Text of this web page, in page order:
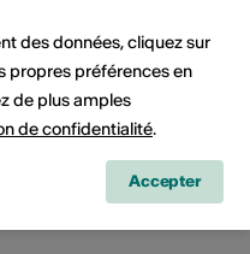
compétent.
des données, cliquez sur
propres préférences en
de plus amples
de confidentialité.
Accepter